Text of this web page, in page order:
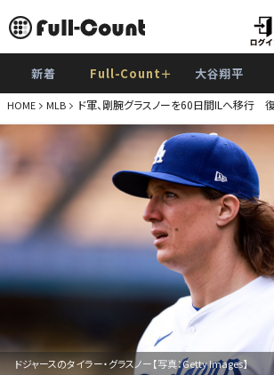
新着 Full-Count＋ 大谷翔平
HOME MLB ド軍、剛腕グラスノーを60日間ILへ移行
ドジャースのタイラー・グラスノー【写真：Getty Images】